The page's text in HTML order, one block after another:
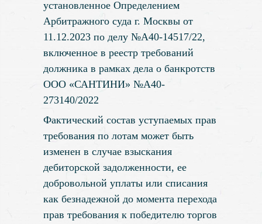
Фактический состав уступаемых прав
требования по лотам может быть
изменен в случае взыскания
дебиторской задолженности, ее
добровольной уплаты или списания
как безнадежной до момента перехода
прав требования к победителю торгов
установленное Определением
Арбитражного суда г. Москвы от
11.12.2023 по делу №А40-14517/22,
включенное в реестр требований
должника в рамках дела о банкротств
ООО «САНТИНИ» №А40-
273140/2022